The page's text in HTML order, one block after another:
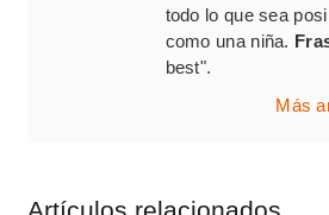
todo lo que sea
como una niña.
best".
Más
Artículos relacionados